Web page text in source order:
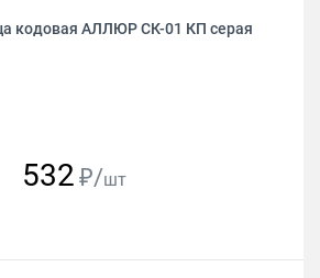
кодовая АЛЛЮР СК-01 КП серая
532 ₽/шт